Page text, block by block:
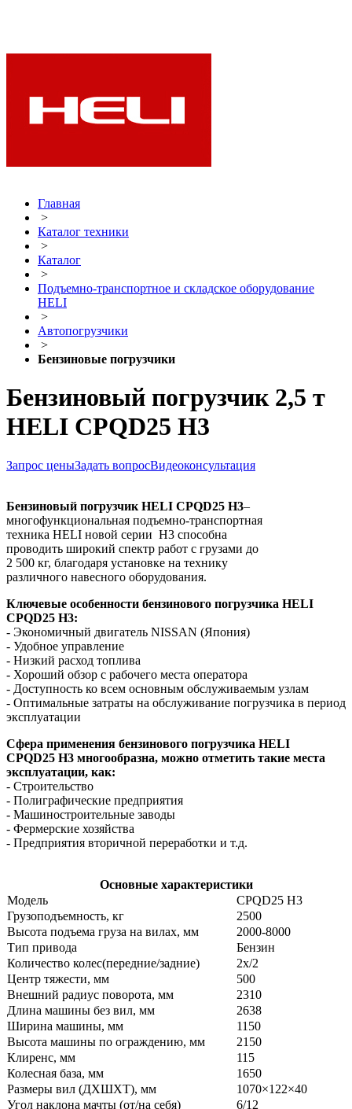
Главная
>
Каталог техники
>
Каталог
>
Подъемно-транспортное и складское оборудование
HELI
>
Автопогрузчики
>
Бензиновые погрузчики
Бензиновый погрузчик 2,5 т
HELI CPQD25 H3
Запрос ценыЗадать вопросВидеоконсультация
Бензиновый погрузчик HELI CPQD25 H3–
многофункциональная подъемно-транспортная
техника HELI новой серии H3 способна
проводить широкий спектр работ с грузами до
2 500 кг, благодаря установке на технику
различного навесного оборудования.
Ключевые особенности бензинового погрузчика HELI
CPQD25 H3:
- Экономичный двигатель NISSAN (Япония)
- Удобное управление
- Низкий расход топлива
- Хороший обзор с рабочего места оператора
- Доступность ко всем основным обслуживаемым узлам
- Оптимальные затраты на обслуживание погрузчика в период
эксплуатации
Сфера применения бензинового погрузчика HELI
CPQD25 H3 многообразна, можно отметить такие места
эксплуатации, как:
- Строительство
- Полиграфические предприятия
- Машиностроительные заводы
- Фермерские хозяйства
- Предприятия вторичной переработки и т.д.
Основные характеристики
Модель
CPQD25 H3
Грузоподъемность, кг
2500
Высота подъема груза на вилах, мм
2000-8000
Тип привода
Бензин
Количество колес(передние/задние)
2x/2
Центр тяжести, мм
500
Внешний радиус поворота, мм
2310
Длина машины без вил, мм
2638
Ширина машины, мм
1150
Высота машины по ограждению, мм
2150
Клиренс, мм
115
Колесная база, мм
1650
Размеры вил (ДXШXТ), мм
1070×122×40
Угол наклона мачты (от/на себя)
6/12